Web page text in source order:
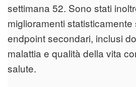
settimana 52. Sono stati
miglioramenti
endpoint secondari, inclusi
malattia e qualità della vita
salute.